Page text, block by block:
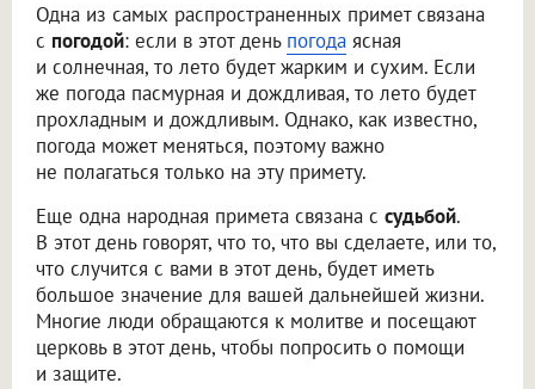
Одна из самых распространенных примет связана
с погодой: если в этот день погода ясная
и солнечная, то лето будет жарким и сухим. Если
же погода пасмурная и дождливая, то лето будет
прохладным и дождливым. Однако, как известно,
погода может меняться, поэтому важно
не полагаться только на эту примету.
Еще одна народная примета связана с судьбой.
В этот день говорят, что то, что вы сделаете, или то,
что случится с вами в этот день, будет иметь
большое значение для вашей дальнейшей жизни.
Многие люди обращаются к молитве и посещают
церковь в этот день, чтобы попросить о помощи
и защите.